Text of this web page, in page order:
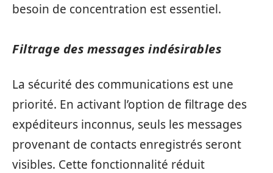
besoin de concentration est essentiel.
Filtrage des messages indésirables
La sécurité des communications est une
priorité. En activant l’option de filtrage des
expéditeurs inconnus, seuls les messages
provenant de contacts enregistrés seront
visibles. Cette fonctionnalité réduit